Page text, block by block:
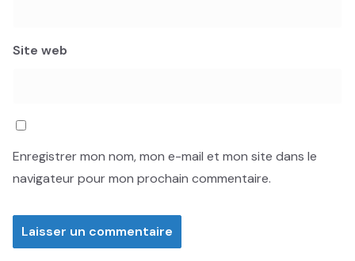
Site web
Enregistrer mon nom, mon e-mail et mon site dans le
navigateur pour mon prochain commentaire.